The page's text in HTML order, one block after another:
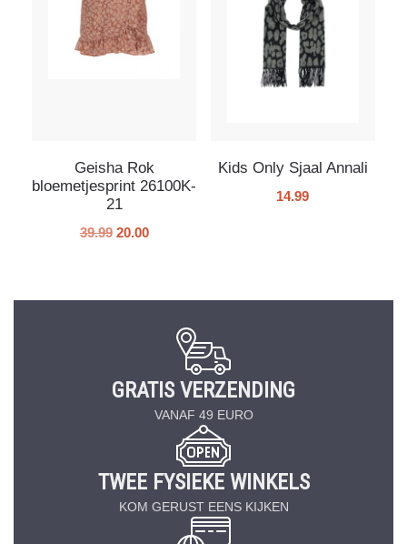
Geisha Rok
bloemetjesprint 26100K-
21
39.99 20.00
Kids Only Sjaal Annali
14.99
GRATIS VERZENDING
VANAF 49 EURO
TWEE FYSIEKE WINKELS
KOM GERUST EENS KIJKEN